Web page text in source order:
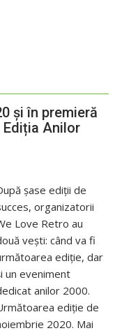
și în premieră
Ediția Anilor
șase ediții de
organizatorii
Love Retro au
vești: când va fi
ediție, dar
un eveniment
anilor 2000.
ediție de
2020. Mai